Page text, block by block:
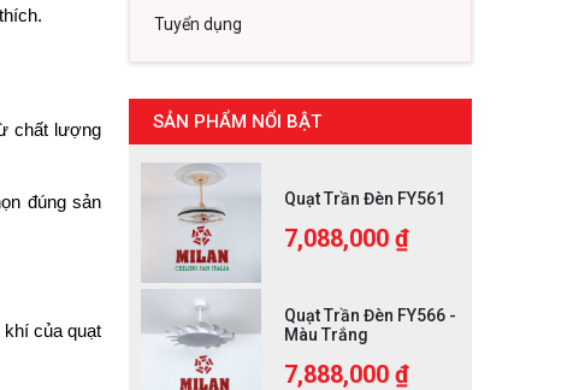
chất lượng
đúng sản
của quạt
Tuyển dụng
SẢN PHẨM NỔI BẬT
Quạt Trần Đèn FY561
7,088,000 ₫
Quạt Trần Đèn FY566 -
Màu Trắng
7,888,000 ₫